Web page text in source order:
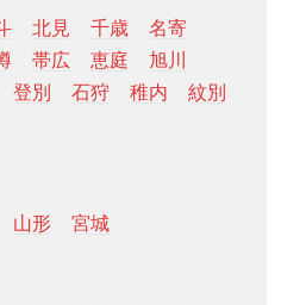
北見 千歳
名寄
帯広 恵庭
旭川
登別 石狩 稚内
紋別
山形 宮城